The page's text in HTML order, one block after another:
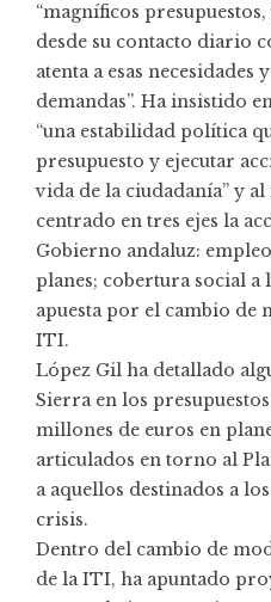
“magníficos
desde su contacto diario
atenta a esas necesidades
demandas”. Ha insistido
“una estabilidad política
presupuesto y ejecutar
vida de la ciudadanía” y
centrado en tres ejes la
Gobierno andaluz:
planes; cobertura social a
apuesta por el cambio
ITI.
López Gil ha detallado
Sierra en los
millones de euros en
articulados en torno al
a aquellos destinados a
crisis.
Dentro del cambio de
de la ITI, ha apuntado